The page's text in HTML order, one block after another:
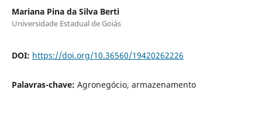
Mariana Pina da Silva Berti
Universidade Estadual de Goiás
DOI: https://doi.org/10.36560/19420262226
Palavras-chave: Agronegócio, armazenamento